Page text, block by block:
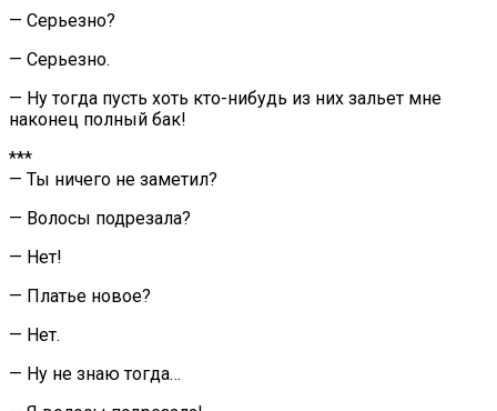
— Серьезно?
— Серьезно.
— Ну тогда пусть хоть кто-нибудь из них зальет мне
наконец полный бак!
***
— Ты ничего не заметил?
— Волосы подрезала?
— Нет!
— Платье новое?
— Нет.
— Ну не знаю тогда…